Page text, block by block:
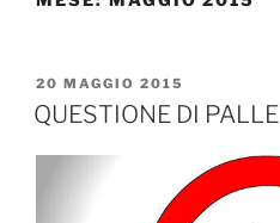
PUBBLICATO
IL
20 MAGGIO 2015
QUESTIONE DI PALLE